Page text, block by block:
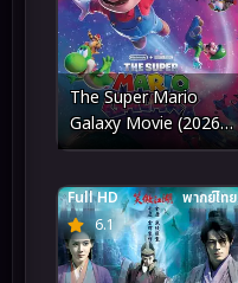
The Super Mario
Galaxy Movie (2026)
เดอะ ซูเปอร์ มาริโอ กา
6.1
Full HD พากย์ไทย